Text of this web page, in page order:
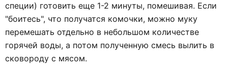
специи) готовить еще 1-2 минуты, помешивая. Если
"боитесь", что получатся комочки, можно муку
перемешать отдельно в небольшом количестве
горячей воды, а потом полученную смесь вылить в
сковороду с мясом.